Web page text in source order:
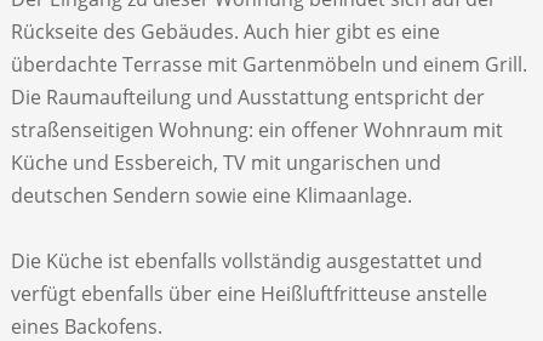
Rückseite des Gebäudes. Auch hier gibt es eine
überdachte Terrasse mit Gartenmöbeln und einem Grill.
Die Raumaufteilung und Ausstattung entspricht der
straßenseitigen Wohnung: ein offener Wohnraum mit
Küche und Essbereich, TV mit ungarischen und
deutschen Sendern sowie eine Klimaanlage.
Die Küche ist ebenfalls vollständig ausgestattet und
verfügt ebenfalls über eine Heißluftfritteuse anstelle
eines Backofens.